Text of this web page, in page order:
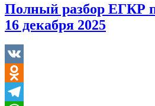
Полный разбор ЕГКР
16 декабря 2025
VK
Odnoklassniki